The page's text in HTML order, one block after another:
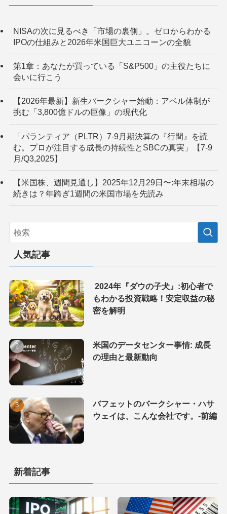
NISAの次に見るべき「市場の裏側」。ゼロからわかる
IPOの仕組みと2026年米国巨大ユニコーンの全貌
第1章：あなたが買っている「S&P500」の主役たちに
会いに行こう
【2026年最新】新生バークシャー始動：アベル体制が
挑む「3,800億ドルの巨像」の現代化
「パランティア（PLTR）7-9月期決算の『行間』を読
む。プロが注目する成長の持続性とSBCの真実」【7-9
月/Q3,2025】
【米国株、週間見通し】2025年12月29日〜:年末相場の
続きは？年跨ぎ1週間の米国市場を先読み
人気記事
2024年『ダウの子犬』:初心者で
もわかる投資戦略！安定収益の秘
密を解明
米国のデータセンター事情: 成長
の理由と最新動向
バフェットのバークシャー・ハサ
ウェイは、こんな会社です。-前編
新着記事